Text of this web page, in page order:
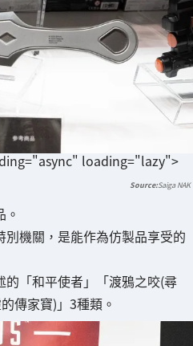
loading="lazy">
Saiga NAK
機關，是能作為仿製品享受的
「和平使者」「渡鴉之咬(尋
傳家寶)」3種類。